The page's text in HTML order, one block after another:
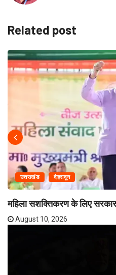
Related post
उत्तराखंड देहरादून
महिला सशक्तिकरण के लिए
August 10, 2026